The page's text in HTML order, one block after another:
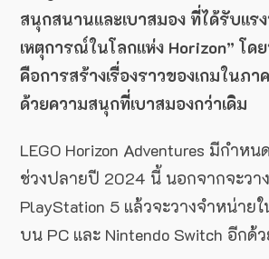
สนุกสนานและเบาสมอง ที่ได้รับแร
เหตุการณ์ในโลกแห่ง Horizon” โ
คือการสร้างเรื่องราวของเกมในภ
ด้วยความสนุกที่เบาสมองกว่าเดิม
LEGO Horizon Adventures มีกำห
ช่วงปลายปี 2024 นี้ นอกจากจะวา
PlayStation 5 แล้วจะวางจำหน่าย
บน PC และ Nintendo Switch อีกด้